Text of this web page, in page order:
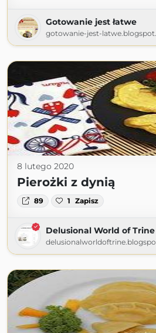
Gotowanie jest łatwe
gotowanie-jest-
8 lutego 2020
Pierożki z dynią
89 1 Zapisz
Delusional World of Trine